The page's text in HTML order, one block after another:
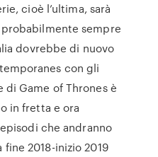
cioè l’ultima, sarà
probabilmente sempre
dovrebbe di nuovo
con gli
di Game of Thrones è
in fretta e ora
che andranno
2018-inizio 2019